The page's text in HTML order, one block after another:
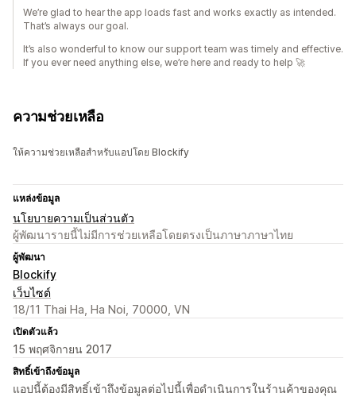
We’re glad to hear the app loads fast and works exactly as intended.
That’s always our goal.
It’s also wonderful to know our support team was timely and effective.
If you ever need anything else, we’re here and ready to help 🚀
ความช่วยเหลือ
ให้ความช่วยเหลือสำหรับแอปโดย Blockify
แหล่งข้อมูล
นโยบายความเป็นส่วนตัว
ผู้พัฒนารายนี้ไม่มีการช่วยเหลือโดยตรงเป็นภาษาภาษาไทย
ผู้พัฒนา
Blockify
เว็บไซต์
18/11 Thai Ha, Ha Noi, 70000, VN
เปิดตัวแล้ว
15 พฤศจิกายน 2017
สิทธิ์เข้าถึงข้อมูล
แอปนี้ต้องมีสิทธิ์เข้าถึงข้อมูลต่อไปนี้เพื่อดำเนินการในร้านค้าของคุณ